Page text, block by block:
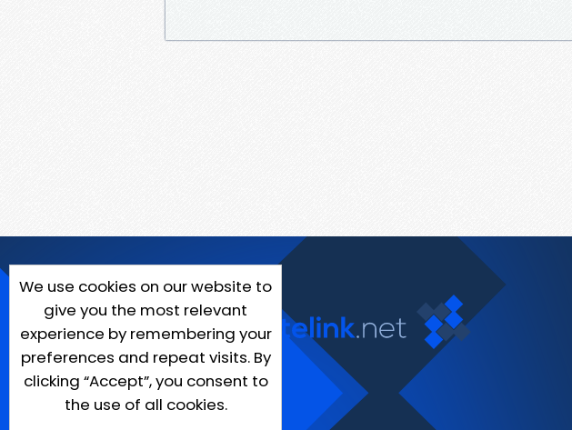
We use cookies on our website to
give you the most relevant
experience by remembering your
preferences and repeat visits. By
clicking “Accept”, you consent to
the use of all cookies.